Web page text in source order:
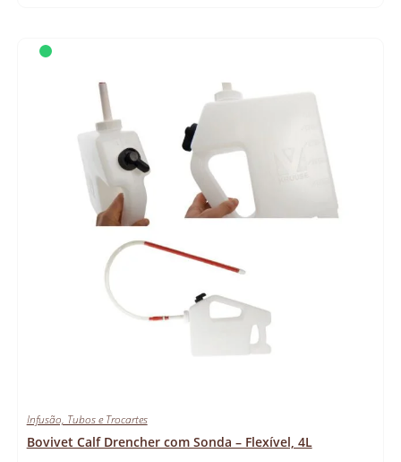
Infusão, Tubos e Trocartes
Bovivet Calf Drencher com Sonda – Flexível, 4L